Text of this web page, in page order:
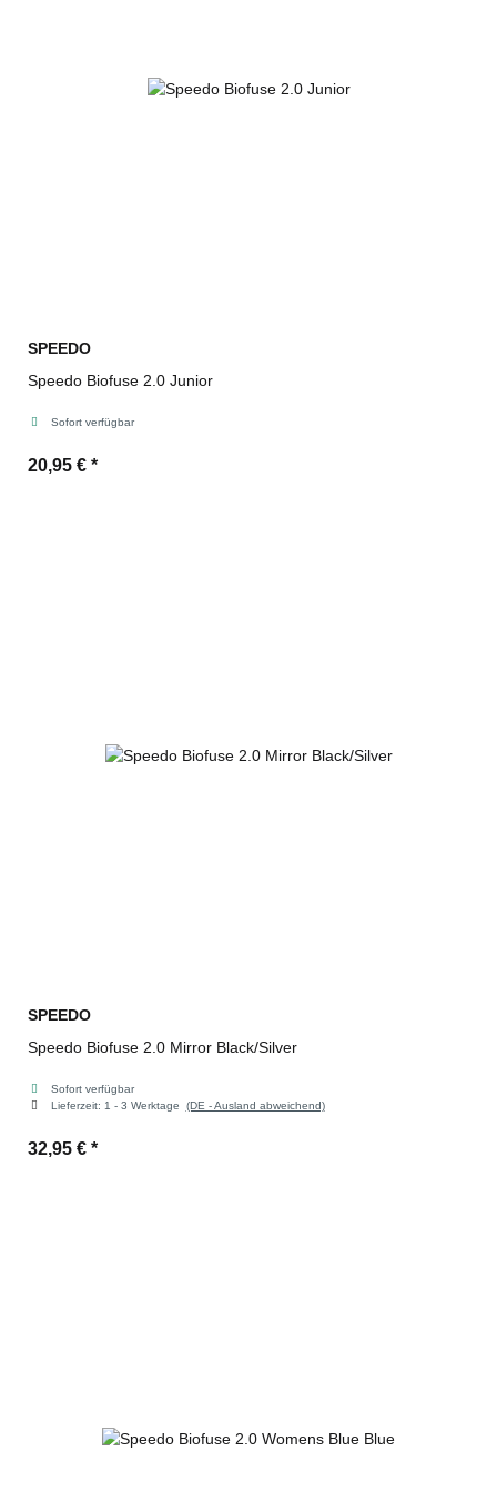
SPEEDO
Speedo Biofuse 2.0 Junior
Sofort verfügbar
20,95 € *
SPEEDO
Speedo Biofuse 2.0 Mirror Black/Silver
Sofort verfügbar
Lieferzeit: 1 - 3 Werktage (DE - Ausland abweichend)
32,95 € *